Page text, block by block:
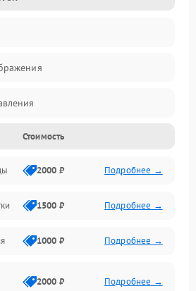
Стоимость
2000 ₽ Подробнее →
1500 ₽ Подробнее →
1000 ₽ Подробнее →
2000 ₽ Подробнее →